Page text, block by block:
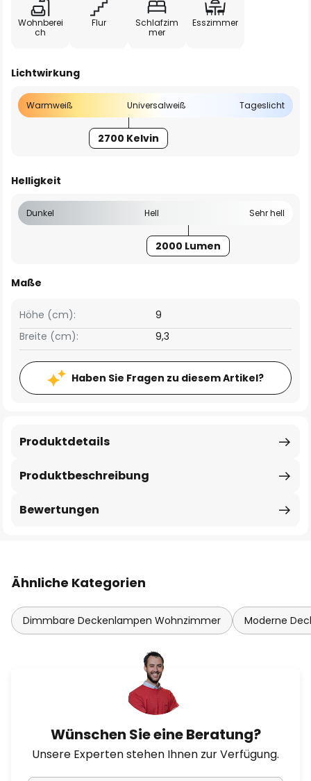
Wohnberei
ch
Flur
Schlafzim
mer
Esszimmer
Lichtwirkung
Warmweiß Universalweiß Tageslicht
2700 Kelvin
Helligkeit
Dunkel Hell Sehr hell
2000 Lumen
Maße
Breite (cm): 9,3
Höhe (cm): 9
Haben Sie Fragen zu diesem Artikel?
Produktbeschreibung
Produktdetails
Bewertungen
Ähnliche Kategorien
Dimmbare Deckenlampen Wohnzimmer Moderne
Wünschen Sie eine Beratung?
Unsere Experten stehen Ihnen zur Verfügung.